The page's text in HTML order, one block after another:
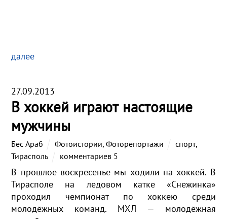
далее
27.09.2013
В хоккей играют настоящие
мужчины
Бес Араб Фотоистории,Фоторепортажи спорт,
Тирасполь
комментариев 5
В прошлое воскресенье мы ходили на хоккей. В
Тирасполе на ледовом катке «Снежинка»
проходил чемпионат по хоккею среди
молодёжных команд. МХЛ — молодёжная